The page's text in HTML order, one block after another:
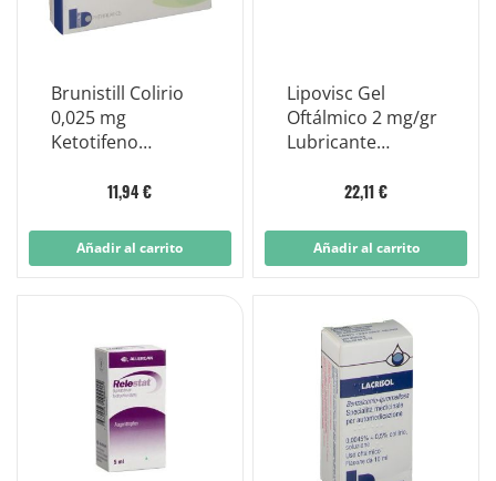
Brunistill Colirio
0,025 mg
Ketotifeno
Viales 0,5 ml
11,94 €
Añadir al carrito
Lipovisc Gel
Oftálmico 2 mg/gr
Lubricante
22,11 €
Añadir al carrito